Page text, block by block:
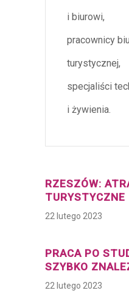
i biurowi,
pracownicy
turystycznej,
specjaliści
i żywienia.
RZESZÓW:
TURYSTYCZNE
22 lutego 2023
PRACA PO
SZYBKO
22 lutego 2023